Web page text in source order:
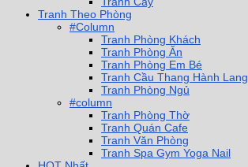
Tranh Theo Phòng
#Column
Tranh Phòng Khách
Tranh Phòng Ăn
Tranh Phòng Em Bé
Tranh Cầu Thang Hành Lang
Tranh Phòng Ngủ
#column
Tranh Phòng Thờ
Tranh Quán Cafe
Tranh Văn Phòng
Tranh Spa Gym Yoga Nail